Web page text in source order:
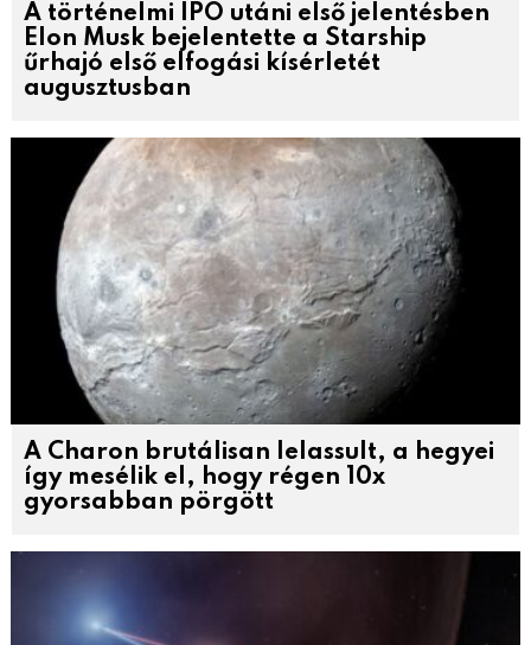
A történelmi IPO utáni első jelentésben
Elon Musk bejelentette a Starship
űrhajó első elfogási kísérletét
augusztusban
A Charon brutálisan lelassult, a hegyei
így mesélik el, hogy régen 10x
gyorsabban pörgött